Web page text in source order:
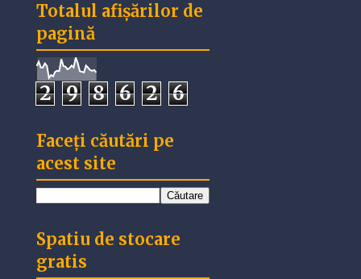
Totalul afișărilor de
pagină
2 9 8 6 2 6
Faceți căutări pe
acest site
Spatiu de stocare
gratis